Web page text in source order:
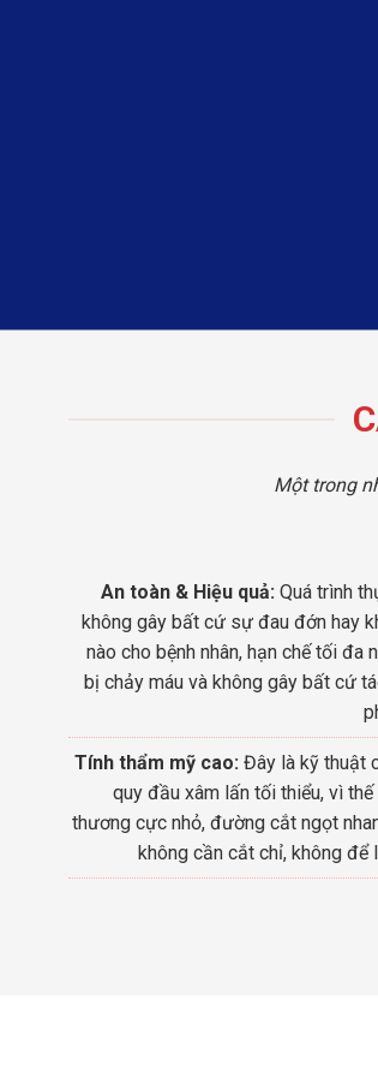
Một trong
An toàn & Hiệu quả: Quá trình
không gây bất cứ sự đau đớn hay
nào cho bệnh nhân, hạn chế tối đa
bị chảy máu và không gây bất cứ
Tính thẩm mỹ cao: Đây là kỹ thuật
quy đầu xâm lấn tối thiểu, vì thế
thương cực nhỏ, đường cắt ngọt
không cần cắt chỉ, không để